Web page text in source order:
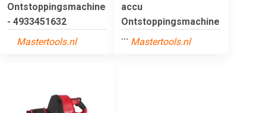
Ontstoppingsmachine
- 4933451632
Mastertools.nl
accu
Ontstoppingsmachine
... Mastertools.nl